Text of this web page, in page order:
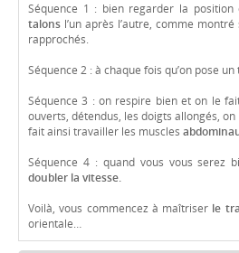
Séquence 1 : bien regarder la
talons l’un après l’autre, comme
rapprochés.
Séquence 2 : à chaque fois qu’on pose
Séquence 3 : on respire bien et on le
ouverts, détendus, les doigts allongés,
fait ainsi travailler les muscles
Séquence 4 : quand vous vous serez
doubler la vitesse.
Voilà, vous commencez à maîtriser le
orientale…